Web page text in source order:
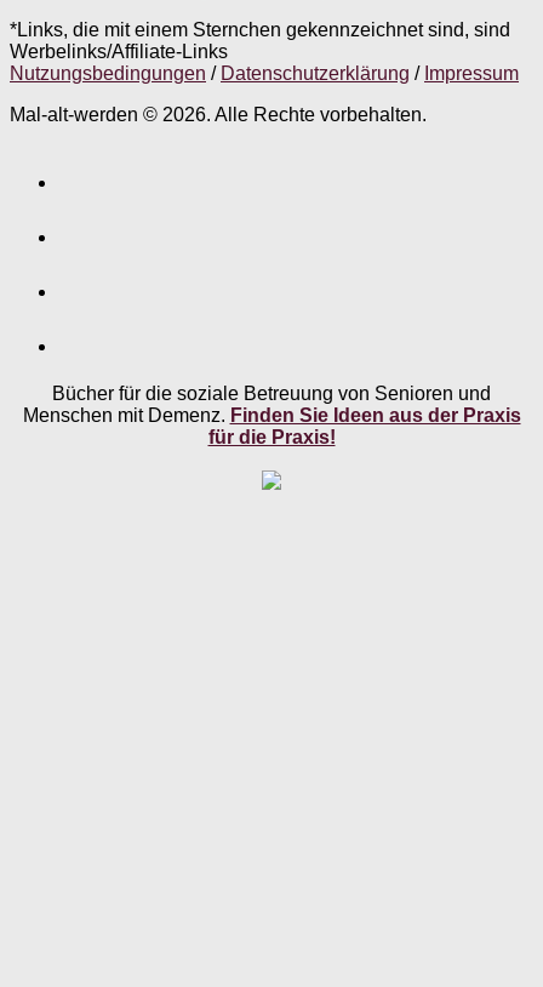
*Links, die mit einem Sternchen gekennzeichnet sind, sind
Werbelinks/Affiliate-Links
Nutzungsbedingungen / Datenschutzerklärung / Impressum
Mal-alt-werden © 2026. Alle Rechte vorbehalten.
Bücher für die soziale Betreuung von Senioren und
Menschen mit Demenz. Finden Sie Ideen aus der Praxis
für die Praxis!